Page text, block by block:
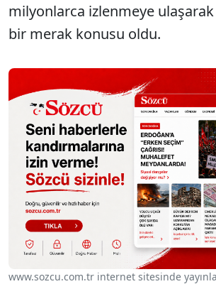
milyonlarca izlenmeye
bir merak konusu oldu.
www.sozcu.com.tr internet sitesinde